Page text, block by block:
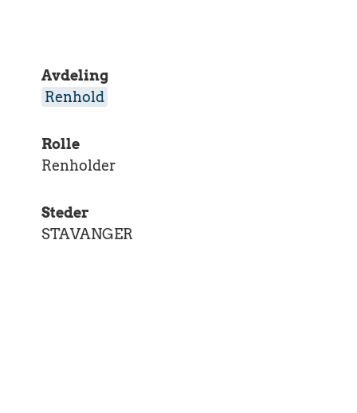
Avdeling
Renhold
Rolle
Renholder
Steder
STAVANGER